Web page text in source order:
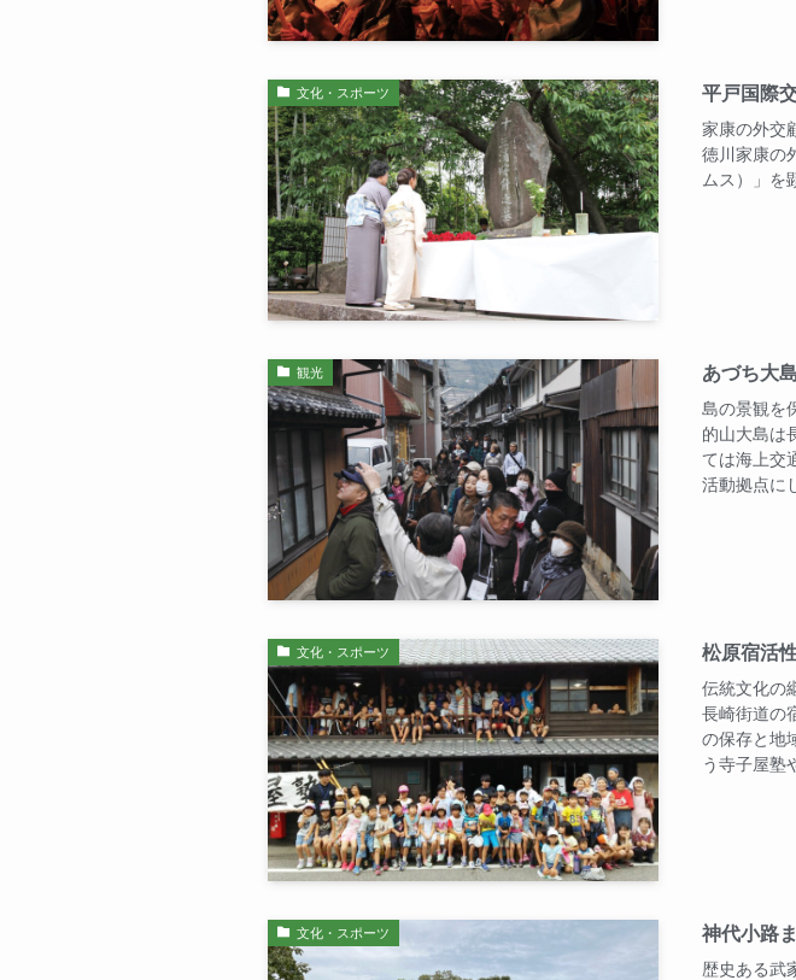
文化・スポーツ 平戸国際
家康の外交
徳川家康の
ムス）」を
観光 あづち大
島の景観を
的山大島は
ては海上交
活動拠点に
文化・スポーツ 松原宿活
伝統文化の
長崎街道の
の保存と地
う寺子屋塾
文化・スポーツ 神代小路
歴史ある武